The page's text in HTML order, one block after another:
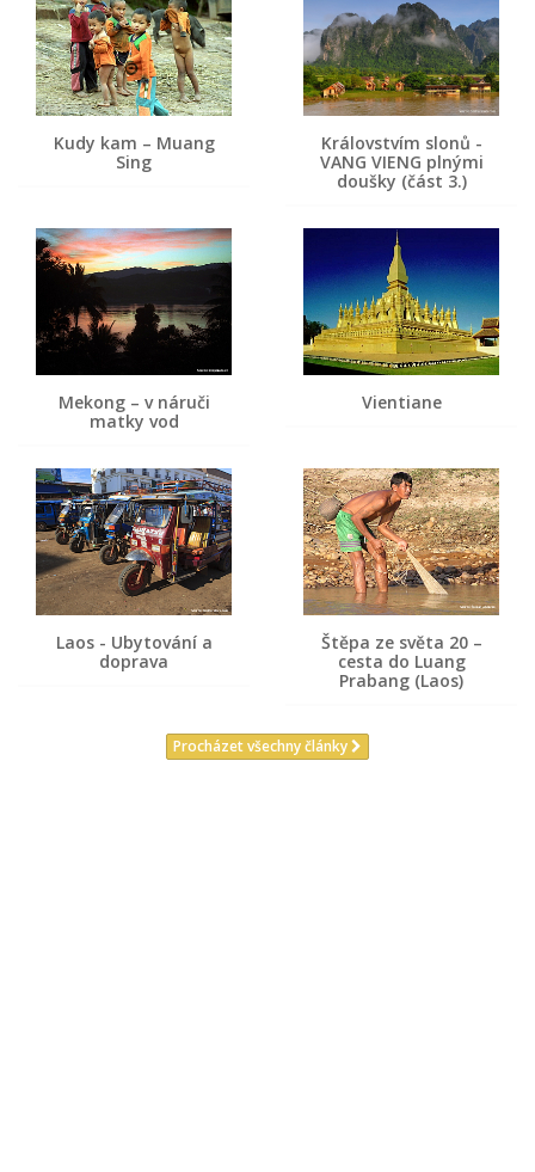
Kudy kam – Muang
Sing
Královstvím slonů -
VANG VIENG plnými
doušky (část 3.)
Mekong – v náruči
matky vod
Vientiane
Laos - Ubytování a
doprava
Štěpa ze světa 20 –
cesta do Luang
Prabang (Laos)
Procházet všechny články